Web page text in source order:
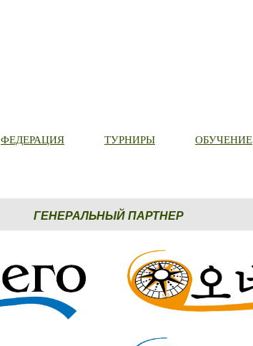
ФЕДЕРАЦИЯ ТУРНИРЫ ОБУЧЕНИЕ
ГЕНЕРАЛЬНЫЙ ПАРТНЕР